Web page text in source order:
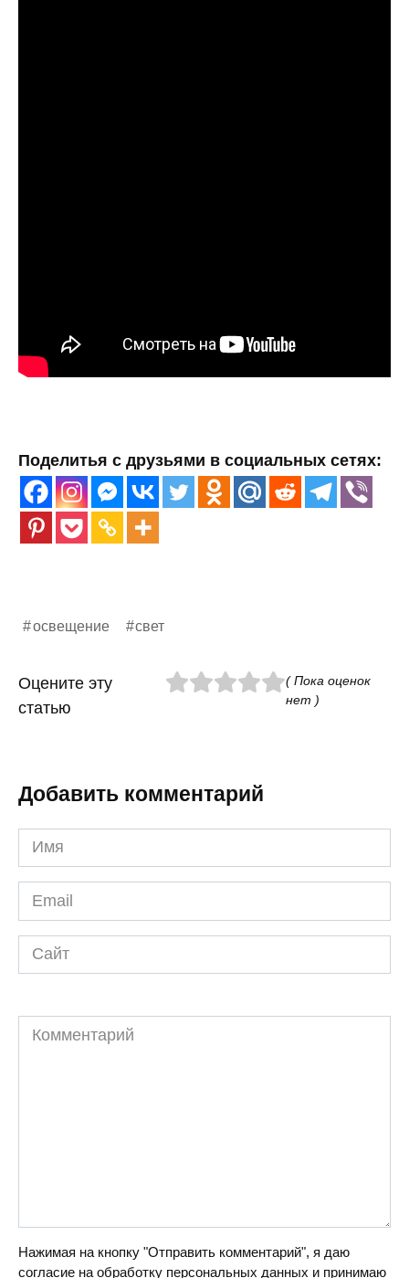
Поделитья с друзьями в социальных сетях:
освещение свет
Оцените эту
статью
( Пока оценок
нет )
Добавить комментарий
Имя
*
Email
*
Сайт
Комментарий
Нажимая на кнопку "Отправить комментарий", я даю
согласие на обработку персональных данных и принимаю